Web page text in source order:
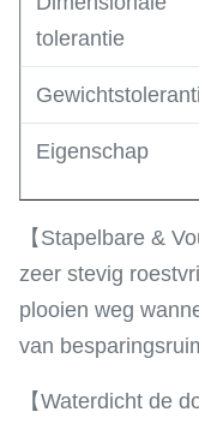
tolerantie
Eigenschap
【Stapelbare &
zeer stevig
plooien weg
van
【Waterdicht de